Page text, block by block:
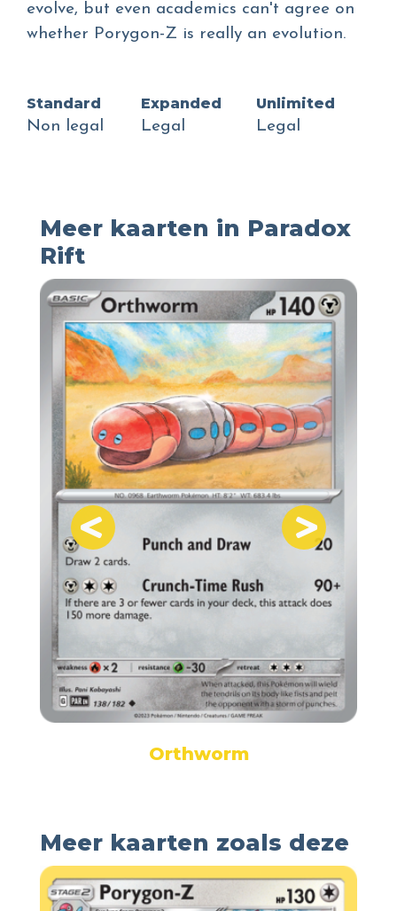
evolve, but even academics can't agree on
whether Porygon-Z is really an evolution.
Standard
Non legal
Expanded
Legal
Unlimited
Legal
Meer kaarten in Paradox
Rift
Orthworm
Meer kaarten zoals deze